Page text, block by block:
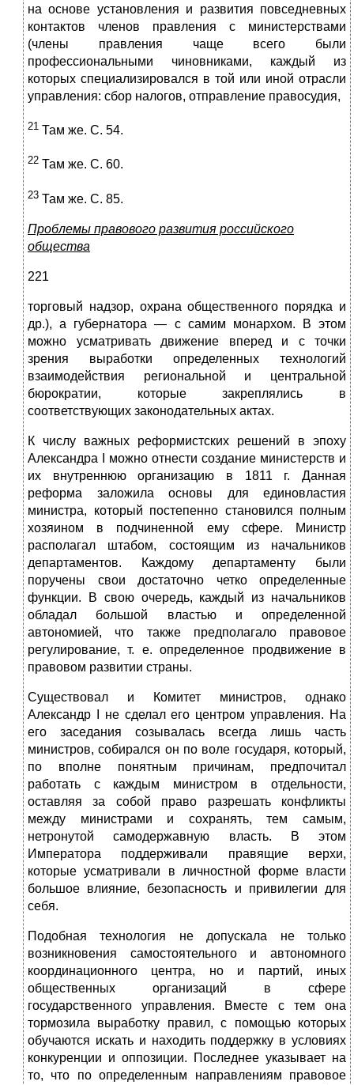
на основе установления и развития повседневных
контактов членов правления с министерствами
(члены правления чаще всего были
профессиональными чиновниками, каждый из
которых специализировался в той или иной отрасли
управления: сбор налогов, отправление правосудия,
21 Там же. С. 54.
22 Там же. С. 60.
23 Там же. С. 85.
Проблемы правового развития российского
общества
221
торговый надзор, охрана общественного порядка и
др.), а губернатора — с самим монархом. В этом
можно усматривать движение вперед и с точки
зрения выработки определенных технологий
взаимодействия региональной и центральной
бюрократии, которые закреплялись в
соответствующих законодательных актах.
К числу важных реформистских решений в эпоху
Александра I можно отнести создание министерств и
их внутреннюю организацию в 1811 г. Данная
реформа заложила основы для единовластия
министра, который постепенно становился полным
хозяином в подчиненной ему сфере. Министр
располагал штабом, состоящим из начальников
департаментов. Каждому департаменту были
поручены свои достаточно четко определенные
функции. В свою очередь, каждый из начальников
обладал большой властью и определенной
автономией, что также предполагало правовое
регулирование, т. е. определенное продвижение в
правовом развитии страны.
Существовал и Комитет министров, однако
Александр I не сделал его центром управления. На
его заседания созывалась всегда лишь часть
министров, собирался он по воле государя, который,
по вполне понятным причинам, предпочитал
работать с каждым министром в отдельности,
оставляя за собой право разрешать конфликты
между министрами и сохранять, тем самым,
нетронутой самодержавную власть. В этом
Императора поддерживали правящие верхи,
которые усматривали в личностной форме власти
большое влияние, безопасность и привилегии для
себя.
Подобная технология не допускала не только
возникновения самостоятельного и автономного
координационного центра, но и партий, иных
общественных организаций в сфере
государственного управления. Вместе с тем она
тормозила выработку правил, с помощью которых
обучаются искать и находить поддержку в условиях
конкуренции и оппозиции. Последнее указывает на
то, что по определенным направлениям правовое